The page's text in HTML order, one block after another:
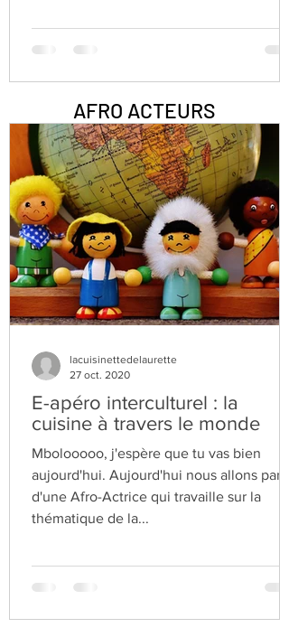
AFRO ACTEURS
E-apéro interculturel : la
cuisine à travers le monde
Mbolooooo, j'espère que tu vas bien
aujourd'hui. Aujourd'hui nous allons parler
d'une Afro-Actrice qui travaille sur la
lacuisinettedelaurette
27 oct. 2020